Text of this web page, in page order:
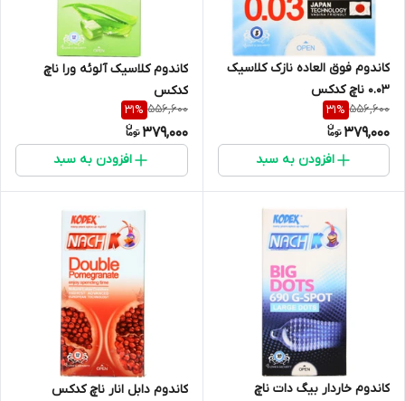
کاندوم فوق العاده نازک کلاسیک
0.03 ناچ کدکس
556,600
31%
379,000
افزودن به سبد
کاندوم کلاسیک آلوئه ورا ناچ
کدکس
556,600
31%
379,000
افزودن به سبد
کاندوم خاردار بیگ دات ناچ
کاندوم دابل انار ناچ کدکس